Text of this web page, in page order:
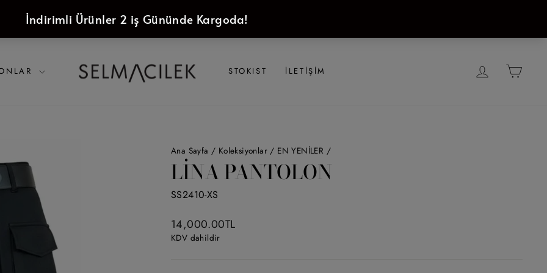
STOKIST İLETIŞIM GIRIŞ YAP
Ana Sayfa / Koleksiyonlar / EN YENİLER /
LINA PANTOLON
SS2410-XS
Liste
fiyatı
14,000.00TL
KDV dahildir